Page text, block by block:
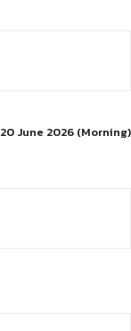
20 June 2026 (Morning)